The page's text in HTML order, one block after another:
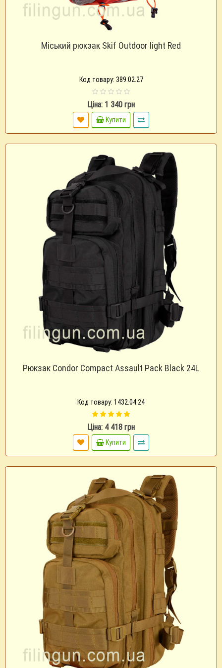
Міський рюкзак Skif Outdoor light Red
Код товару: 389.02.27
Ціна: 1 340 грн
Купити
Рюкзак Condor Compact Assault Pack Black 24L
Код товару: 1432.04.24
Ціна: 4 418 грн
Купити